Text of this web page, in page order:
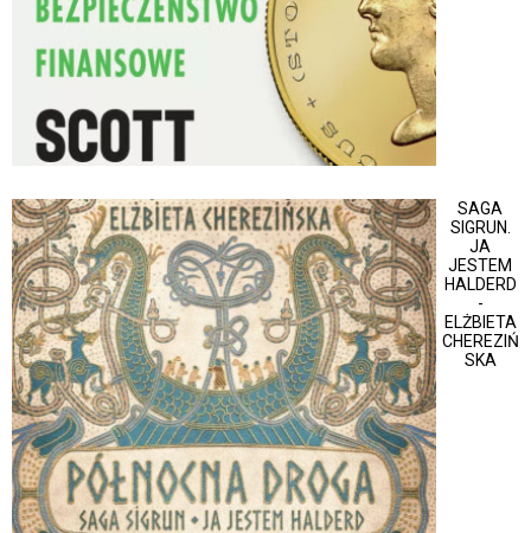
SAGA
SIGRUN.
JA
JESTEM
HALDERD
-
ELŻBIETA
CHEREZIŃ
SKA